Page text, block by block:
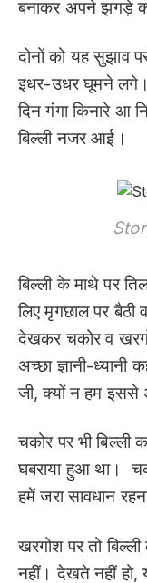
बनाकर अपने झगड़े
दोनों को यह सुझाव
इधर-उधर घूमने
दिन गंगा किनारे आ
बिल्ली नजर आई।
बिल्ली के माथे पर
लिए मृगछाल पर बैठी
देखकर चकोर व
अच्छा ज्ञानी-
जी, क्यों न हम
चकोर पर भी बिल्ली
घबराया हुआ था।
हमें जरा सावधान
खरगोश पर तो
नहीं। देखते नहीं हो,